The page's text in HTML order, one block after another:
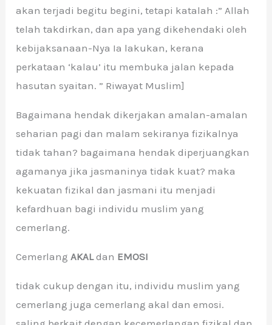
akan terjadi begitu begini, tetapi katalah :” Allah
telah takdirkan, dan apa yang dikehendaki oleh
kebijaksanaan-Nya Ia lakukan, kerana
perkataan ‘kalau’ itu membuka jalan kepada
hasutan syaitan. ” Riwayat Muslim]
Bagaimana hendak dikerjakan amalan-amalan
seharian pagi dan malam sekiranya fizikalnya
tidak tahan? bagaimana hendak diperjuangkan
agamanya jika jasmaninya tidak kuat? maka
kekuatan fizikal dan jasmani itu menjadi
kefardhuan bagi individu muslim yang
cemerlang.
CemerlangAKALdan EMOSI
tidak cukup dengan itu, individu muslim yang
cemerlang juga cemerlang akal dan emosi.